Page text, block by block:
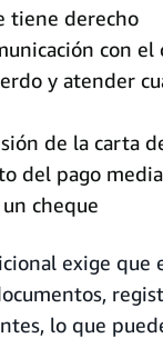
tiene derecho
con el
y atender
de la carta
del pago
cheque
exige que
lo que